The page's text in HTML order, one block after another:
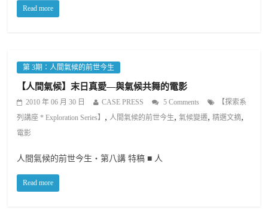
Read more
第 3期：人間氣候的前世今生
【人間氣候】末日真愛—與氣候共舞的電影
2010 年 06 月 30 日 CASE PRESS 5 Comments
【探索系
列講座 * Exploration Series】 , 人間氣候的前世今生,氣候變遷,精選文摘,
電影
人間氣候的前世今生‧第八講 特稿 ■ 人
Read more